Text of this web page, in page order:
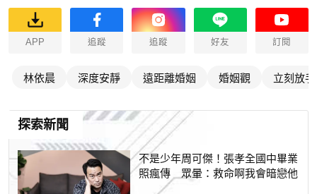
APP 追蹤 追蹤 好友 訂閱
林依晨 深度安靜 遠距離婚姻 婚姻觀 立刻放手
探索新聞
不是少年周可傑！張孝全國中畢業
照瘋傳 眾暈：救命啊我會暗戀他